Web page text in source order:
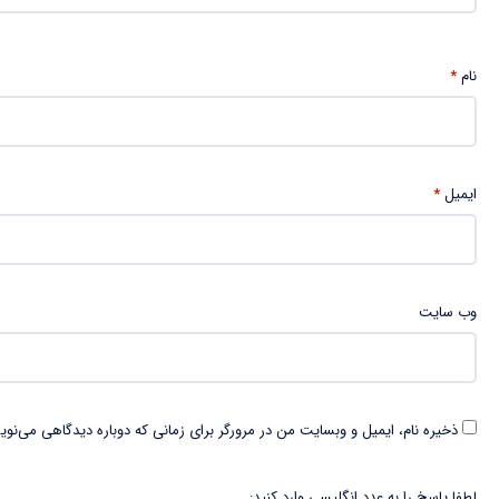
نام*
ایمیل*
وب‌ سایت
ذخیره نام، ایمیل و وبسایت من در مرورگر برای زمانی که دوباره دیدگاهی